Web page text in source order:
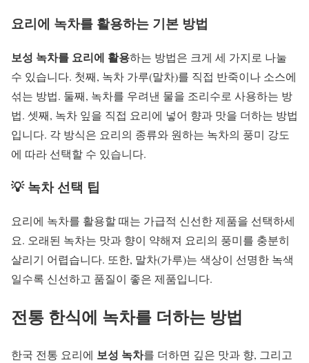
요리에 녹차를 활용하는 기본 방법
보성 녹차를 요리에 활용하는 방법은 크게 세 가지로 나눌
수 있습니다. 첫째, 녹차 가루(말차)를 직접 반죽이나 소스에
섞는 방법. 둘째, 녹차를 우려낸 물을 조리수로 사용하는 방
법. 셋째, 녹차 잎을 직접 요리에 넣어 향과 맛을 더하는 방법
입니다. 각 방식은 요리의 종류와 원하는 녹차의 풍미 강도
에 따라 선택할 수 있습니다.
💡 녹차 선택 팁
요리에 녹차를 활용할 때는 가급적 신선한 제품을 선택하세
요. 오래된 녹차는 맛과 향이 약해져 요리의 풍미를 충분히
살리기 어렵습니다. 또한, 말차(가루)는 색상이 선명한 녹색
일수록 신선하고 품질이 좋은 제품입니다.
전통 한식에 녹차를 더하는 방법
한국 전통 요리에 보성 녹차를 더하면 깊은 맛과 향, 그리고